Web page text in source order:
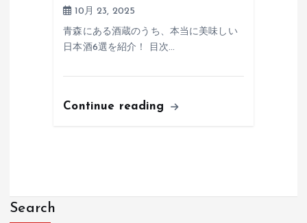
10月 23, 2025
青森にある酒蔵のうち、本当に美味しい
日本酒6選を紹介！ 目次…
Continue reading
Search